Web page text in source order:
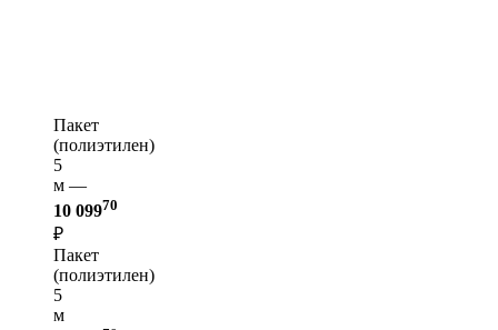
Пакет
(полиэтилен)
5
м —
10 09970
₽
Пакет
(полиэтилен)
5
м